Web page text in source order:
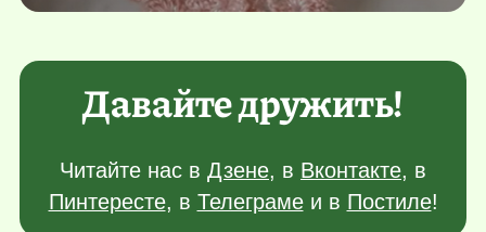
Давайте дружить!
Читайте нас в Дзене, в Вконтакте, в
Пинтересте, в Телеграмеи в Постиле!